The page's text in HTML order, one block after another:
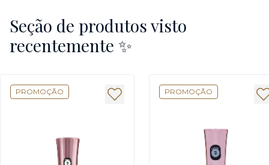
Seção de produtos visto
recentemente ✨
PROMOÇÃO PROMOÇÃO